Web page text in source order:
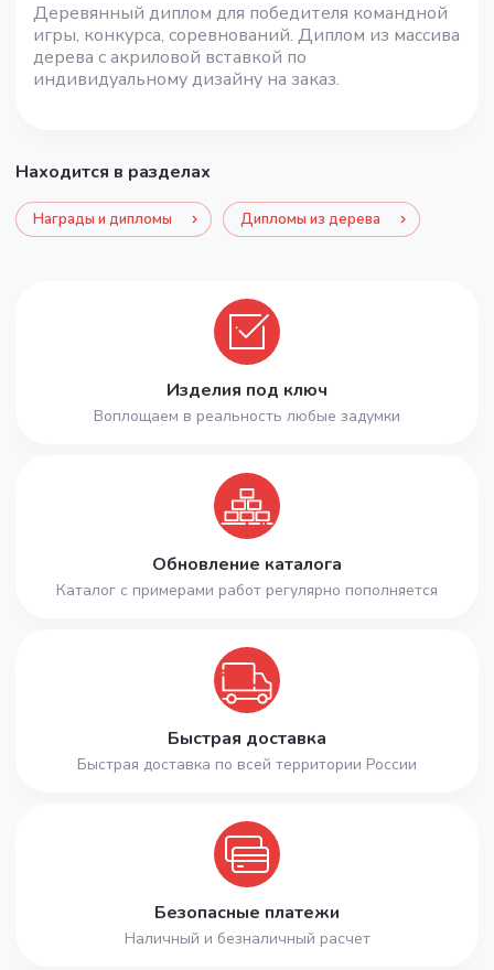
Деревянный диплом для победителя командной
игры, конкурса, соревнований. Диплом из массива
дерева с акриловой вставкой по
индивидуальному дизайну на заказ.
Находится в разделах
Награды и дипломы Дипломы из дерева
Изделия под ключ
Воплощаем в реальность любые задумки
Обновление каталога
Каталог с примерами работ регулярно пополняется
Быстрая доставка
Быстрая доставка по всей территории России
Безопасные платежи
Наличный и безналичный расчет